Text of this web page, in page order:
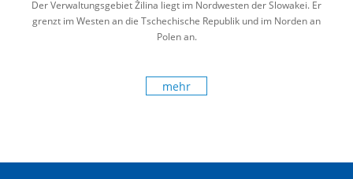
Der Verwaltungsgebiet Žilina liegt im Nordwesten der Slowakei. Er
grenzt im Westen an die Tschechische Republik und im Norden an
Polen an.
mehr